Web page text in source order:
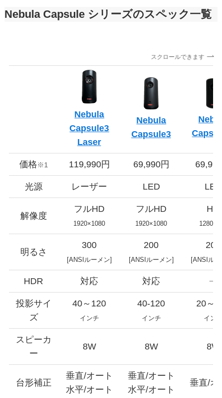
Nebula Capsule シリーズのスペック一覧
スクロールできます
Nebula
Capsule3
Laser
Nebula
Capsule3
価格※1 119,990円 69,990円
光源 レーザー LED LED
解像度
フルHD
1920×1080
フルHD
1920×1080
HD
明るさ
300
[ANSIルーメン]
200
[ANSIルーメン]
200
[ANSIル
HDR 対応 対応
投影サイ
ズ
40～120
インチ
40-120
インチ
20～
イン
スピーカ
ー
8W 8W 8W
台形補正
垂直/オート
水平/オート
垂直/オート
水平/オート
垂直/オ